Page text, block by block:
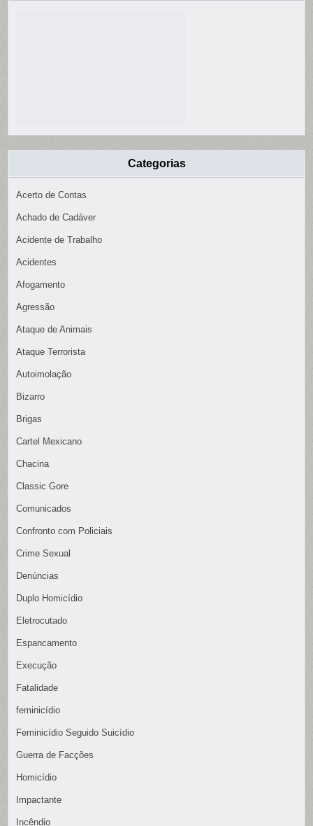
Categorias
Acerto de Contas
Achado de Cadáver
Acidente de Trabalho
Acidentes
Afogamento
Agressão
Ataque de Animais
Ataque Terrorista
Autoimolação
Bizarro
Brigas
Cartel Mexicano
Chacina
Classic Gore
Comunicados
Confronto com Policiais
Crime Sexual
Denúncias
Duplo Homicídio
Eletrocutado
Espancamento
Execução
Fatalidade
feminicídio
Feminicídio Seguido Suicídio
Guerra de Facções
Homicídio
Impactante
Incêndio